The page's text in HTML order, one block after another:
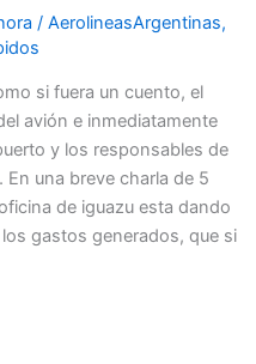
/ AerolineasArgentinas,
si fuera un cuento, el
avión e inmediatamente
y los responsables de
una breve charla de 5
de iguazu esta dando
gastos generados, que si